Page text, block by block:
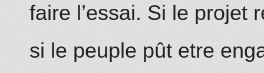
faire l’essai. Si le projet
si le peuple pût etre